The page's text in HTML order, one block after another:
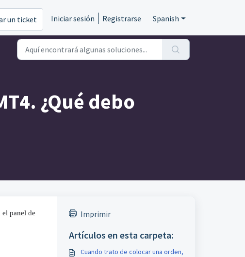
un ticket Iniciar sesión Registrarse Spanish
¿Qué debo
el panel de
Imprimir
Artículos en esta carpeta:
Cuando trato de colocar una orden,